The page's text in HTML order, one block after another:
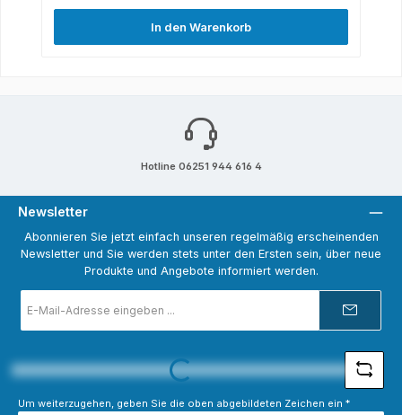
In den Warenkorb
Hotline 06251 944 616 4
Newsletter
Abonnieren Sie jetzt einfach unseren regelmäßig erscheinenden
Newsletter und Sie werden stets unter den Ersten sein, über neue
Produkte und Angebote informiert werden.
Mail-
Adresse
Loading...
Um weiterzugehen, geben Sie die oben abgebildeten Zeichen ein *